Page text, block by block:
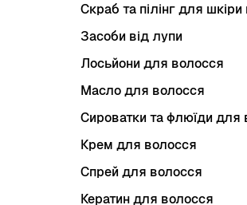
Скраб та пілінг для шкіри
Засоби від лупи
Лосьйони для волосся
Масло для волосся
Сироватки та флюїди для
Крем для волосся
Спрей для волосся
Кератин для волосся